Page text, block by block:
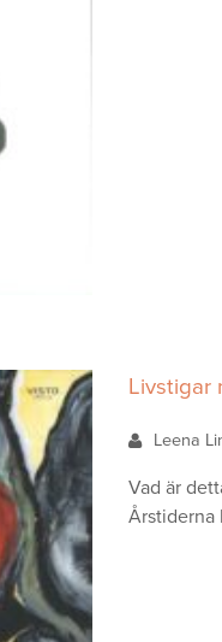
Livstigar
Leena
Vad är
Årstiderna